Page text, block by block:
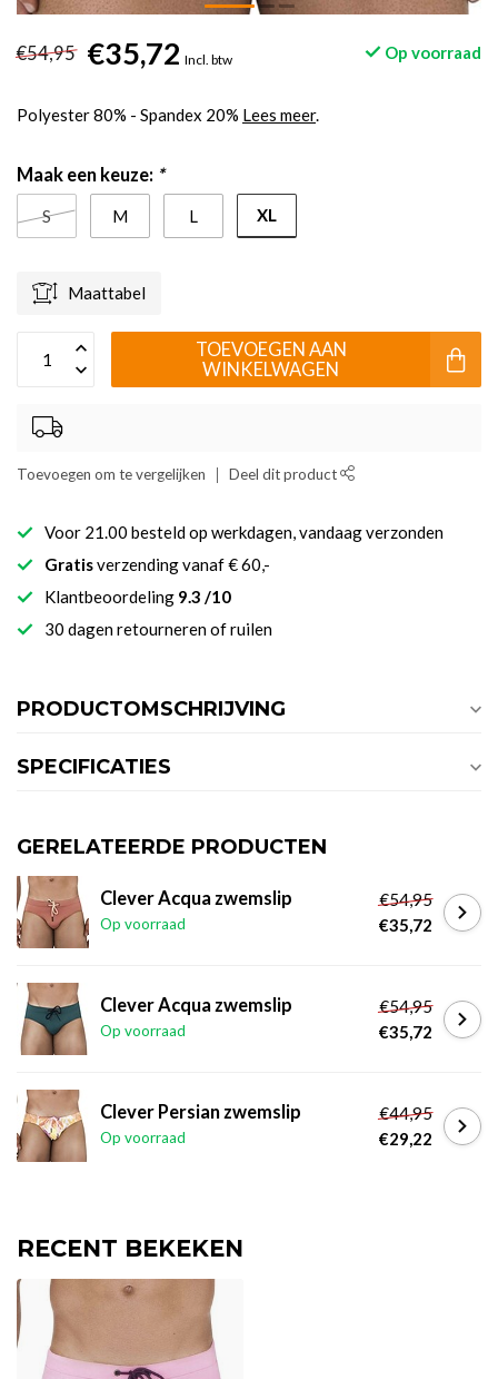
€54,95 €35,72 Incl. btw Op voorraad
Polyester 80% - Spandex 20% Lees meer.
Maak een keuze: *
S M L XL
Maattabel
TOEVOEGEN AAN
WINKELWAGEN
Toevoegen om te vergelijken Deel dit product
Voor 21.00 besteld op werkdagen, vandaag verzonden
Gratisverzending vanaf € 60,-
Klantbeoordeling 9.3 /10
30 dagen retourneren of ruilen
PRODUCTOMSCHRIJVING
SPECIFICATIES
GERELATEERDE PRODUCTEN
Clever Acqua zwemslip
Op voorraad
€54,95
€35,72
Clever Acqua zwemslip
Op voorraad
€54,95
€35,72
Clever Persian zwemslip
Op voorraad
€44,95
€29,22
RECENT BEKEKEN